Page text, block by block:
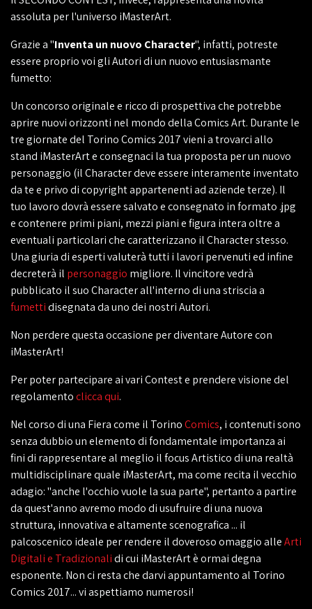
assoluta per l'universo iMasterArt.
Grazie a "Inventa un nuovo Character", infatti, potreste
essere proprio voi gli Autori di un nuovo entusiasmante
fumetto:
Un concorso originale e ricco di prospettiva che potrebbe
aprire nuovi orizzonti nel mondo della Comics Art. Durante le
tre giornate del Torino Comics 2017 vieni a trovarci allo
stand iMasterArt e consegnaci la tua proposta per un nuovo
personaggio (il Character deve essere interamente inventato
da te e privo di copyright appartenenti ad aziende terze). Il
tuo lavoro dovrà essere salvato e consegnato in formato .jpg
e contenere primi piani, mezzi piani e figura intera oltre a
eventuali particolari che caratterizzano il Character stesso.
Una giuria di esperti valuterà tutti i lavori pervenuti ed infine
decreterà il personaggio migliore. Il vincitore vedrà
pubblicato il suo Character all'interno di una striscia a
fumettidisegnata da uno dei nostri Autori.
Non perdere questa occasione per diventare Autore con
iMasterArt!
Per poter partecipare ai vari Contest e prendere visione del
regolamentoclicca qui.
Nel corso di una Fiera come il TorinoComics, i contenuti sono
senza dubbio un elemento di fondamentale importanza ai
fini di rappresentare al meglio il focus Artistico di una realtà
multidisciplinare quale iMasterArt, ma come recita il vecchio
adagio: "anche l'occhio vuole la sua parte", pertanto a partire
da quest'anno avremo modo di usufruire di una nuova
struttura, innovativa e altamente scenografica ... il
palcoscenico ideale per rendere il doveroso omaggio alleArti
Digitali e Tradizionalidi cui iMasterArt è ormai degna
esponente. Non ci resta che darvi appuntamento al Torino
Comics 2017... vi aspettiamo numerosi!